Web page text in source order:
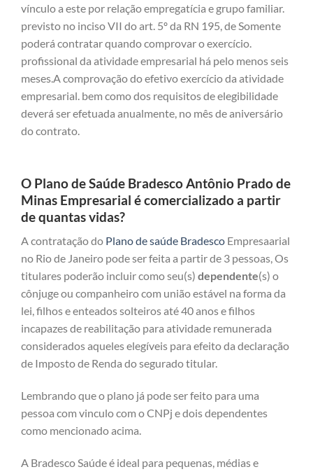
vínculo a este por relação empregatícia e grupo familiar.
previsto no inciso VII do art. 5º da RN 195, de Somente
poderá contratar quando comprovar o exercício.
profissional da atividade empresarial há pelo menos seis
meses.A comprovação do efetivo exercício da atividade
empresarial. bem como dos requisitos de elegibilidade
deverá ser efetuada anualmente, no mês de aniversário
do contrato.
O Plano de Saúde Bradesco Antônio Prado de
Minas Empresarial é comercializado a partir
de quantas vidas?
A contratação do Plano de saúde Bradesco Empresaarial
no Rio de Janeiro pode ser feita a partir de 3 pessoas, Os
titulares poderão incluir como seu(s) dependente(s) o
cônjuge ou companheiro com união estável na forma da
lei, filhos e enteados solteiros até 40 anos e filhos
incapazes de reabilitação para atividade remunerada
considerados aqueles elegíveis para efeito da declaração
de Imposto de Renda do segurado titular.
Lembrando que o plano já pode ser feito para uma
pessoa com vinculo com o CNPj e dois dependentes
como mencionado acima.
A Bradesco Saúde é ideal para pequenas, médias e